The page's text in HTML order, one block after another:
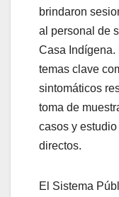
brindaron
al personal de
Casa Indígena.
temas clave
sintomáticos
toma de
casos y
directos.
El Sistema